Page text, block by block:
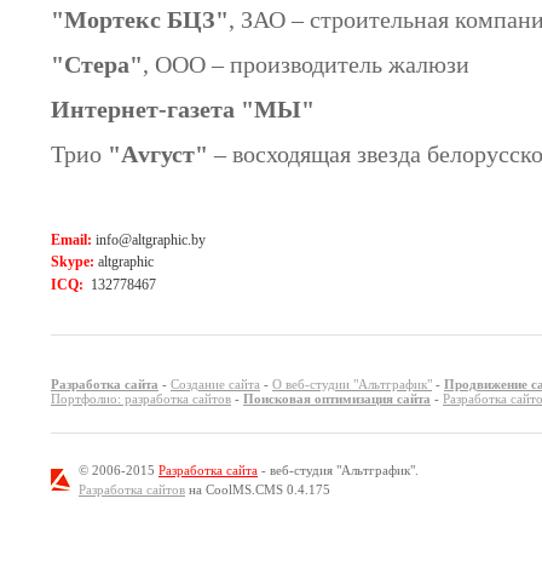
"Мортекс БЦЗ", ЗАО – строительная
"Стера", ООО – производитель жалюзи
Интернет-газета "МЫ"
Трио "Аvгуст" – восходящая звезда
Email: info@altgraphic.by
Skype: altgraphic
ICQ: 132778467
Разработка сайта - Создание сайта - О веб-студии "Альтграфик" - Продвижение
Портфолио: разработка сайтов - Поисковая оптимизация сайта - Разработка
© 2006-2015 Разработка сайта - веб-студия "Альтграфик".
Разработка сайтов на CoolMS.CMS 0.4.175